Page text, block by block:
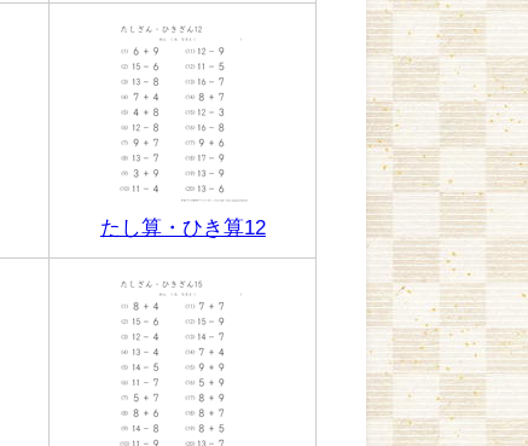
たし算・ひき算12